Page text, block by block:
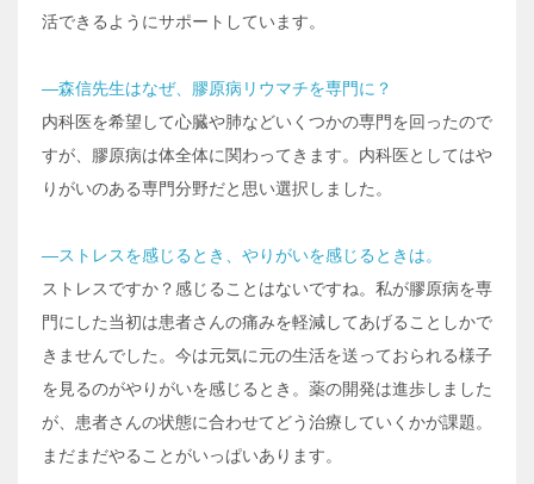
活できるようにサポートしています。
―森信先生はなぜ、膠原病リウマチを専門に？
内科医を希望して心臓や肺などいくつかの専門を回ったので
すが、膠原病は体全体に関わってきます。内科医としてはや
りがいのある専門分野だと思い選択しました。
―ストレスを感じるとき、やりがいを感じるときは。
ストレスですか？感じることはないですね。私が膠原病を専
門にした当初は患者さんの痛みを軽減してあげることしかで
きませんでした。今は元気に元の生活を送っておられる様子
を見るのがやりがいを感じるとき。薬の開発は進歩しました
が、患者さんの状態に合わせてどう治療していくかが課題。
まだまだやることがいっぱいあります。